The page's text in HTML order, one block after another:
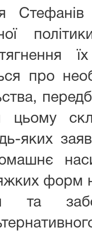
про
цьому
яких
форм
та